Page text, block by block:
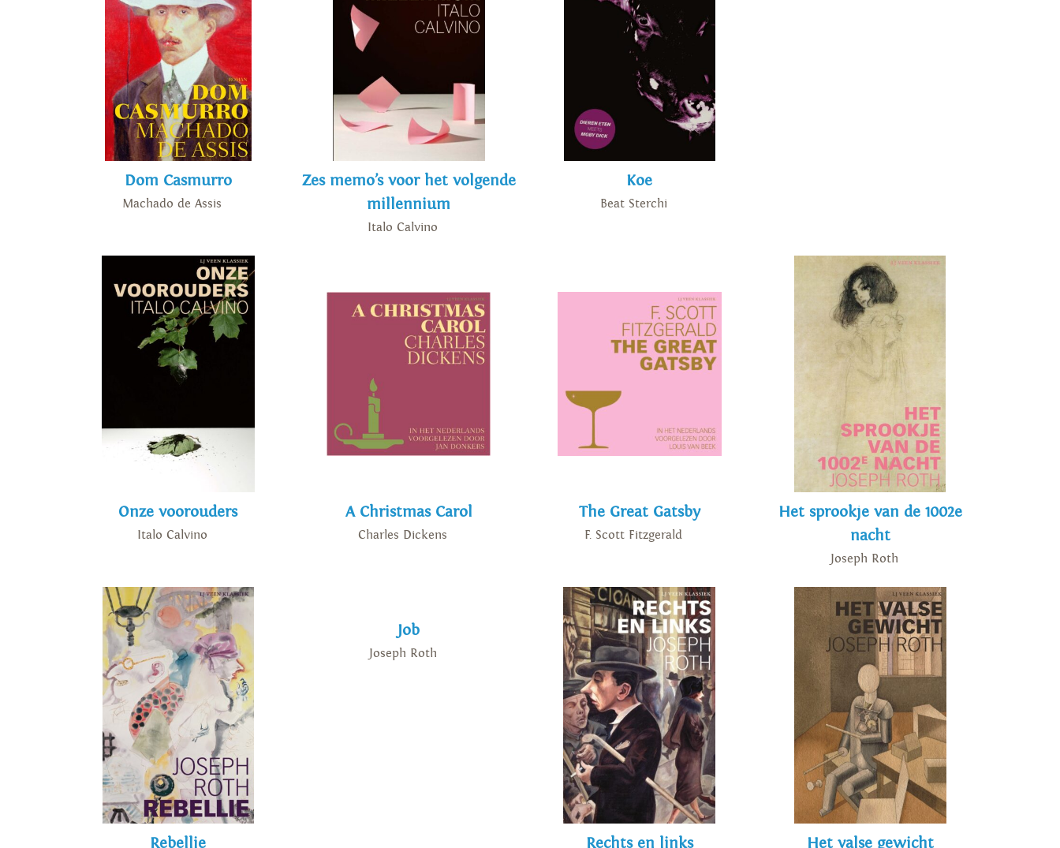
Dom Casmurro
Machado de Assis
Zes memo’s voor het volgende
millennium
Italo Calvino
Koe
Beat Sterchi
Onze voorouders
Italo Calvino
A Christmas Carol
Charles Dickens
The Great Gatsby
F. Scott Fitzgerald
Het sprookje van de 1002e
nacht
Joseph Roth
Rebellie
Job
Joseph Roth
Rechts en links Het valse gewicht